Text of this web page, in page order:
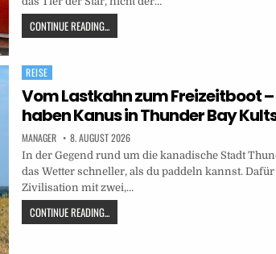
CONTINUE READING...
Posted
in
REISE
Vom Lastkahn zum Freizeitboot
haben Kanus in Thunder Bay
MANAGER 8. AUGUST 2026
In der Gegend rund um die kanadische Stadt
das Wetter schneller, als du paddeln kannst.
Zivilisation mit zwei,…
CONTINUE READING...